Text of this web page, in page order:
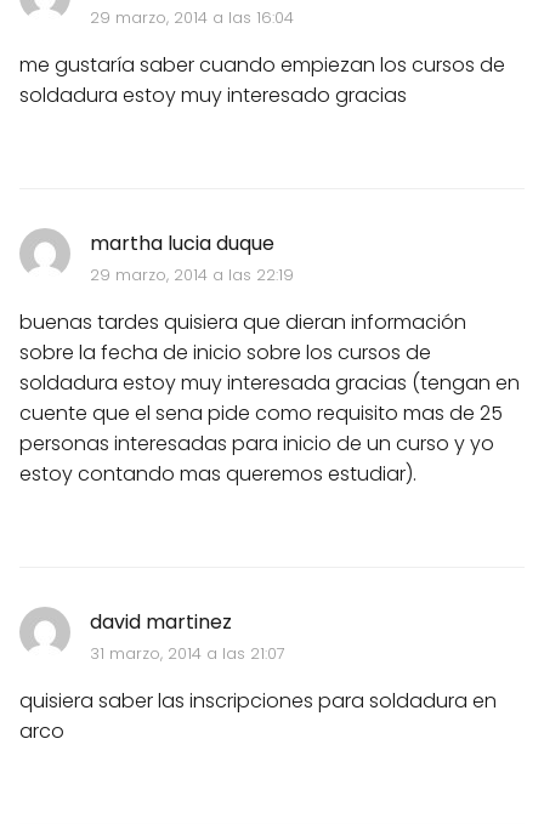
29 marzo, 2014 a las 16:04
me gustaría saber cuando empiezan los cursos de
soldadura estoy muy interesado gracias
martha lucia duque
29 marzo, 2014 a las 22:19
buenas tardes quisiera que dieran información
sobre la fecha de inicio sobre los cursos de
soldadura estoy muy interesada gracias (tengan en
cuente que el sena pide como requisito mas de 25
personas interesadas para inicio de un curso y yo
estoy contando mas queremos estudiar).
david martinez
31 marzo, 2014 a las 21:07
quisiera saber las inscripciones para soldadura en
arco